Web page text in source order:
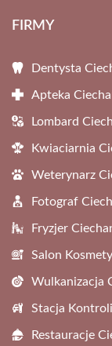
FIRMY
Dentysta
Apteka
Lombard
Kwiaciarnia
Weterynarz
Fotograf
Fryzjer
Salon
Wulkanizacja
Stacja
Restauracje